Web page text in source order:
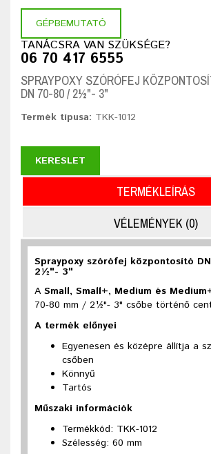
GÉPBEMUTATÓ
TANÁCSRA VAN SZÜKSÉGE?
06 70 417 6555
SPRAYPOXY SZÓRÓFEJ
DN 70-80 / 2½"- 3"
Termék típusa: TKK-1012
KERESLET
TERMÉKLEÍRÁS
VÉLEMÉNYEK (0)
Spraypoxy szórófej központosító
2½"- 3"
A Small, Small+, Medium és
70-80 mm / 2½"- 3" csőbe történő
A termék előnyei
Egyenesen és középre állítja a
csőben
Könnyű
Tartós
Műszaki információk
Termékkód: TKK-1012
Szélesség: 60 mm